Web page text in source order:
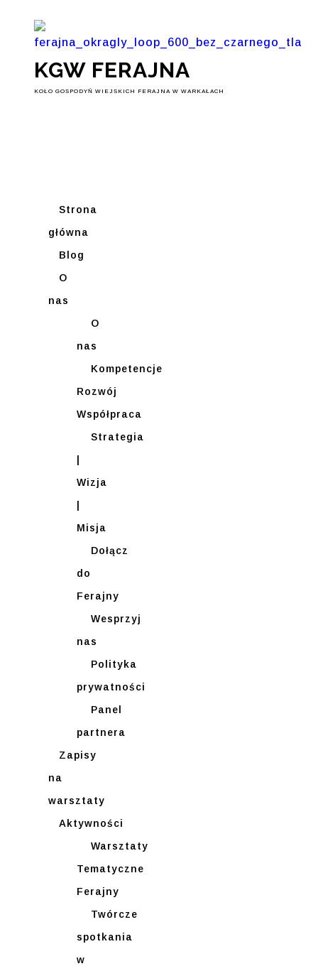
KGW FERAJNA
KOŁO GOSPODYŃ WIEJSKICH FERAJNA W WARKAŁACH
Strona
główna
Blog
O
nas
O
nas
Kompetencje
Rozwój
Współpraca
Strategia
Wizja
Misja
Dołącz
do
Ferajny
Wesprzyj
nas
Polityka
prywatności
Panel
partnera
Zapisy
na
warsztaty
Aktywności
Warsztaty
Tematyczne
Ferajny
Twórcze
spotkania
w